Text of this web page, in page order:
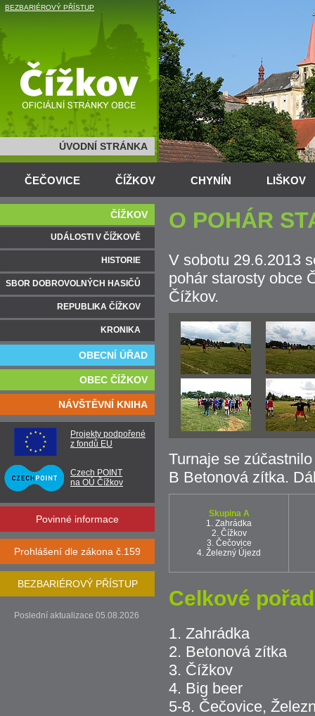
BEZBARIÉROVÝ PŘÍSTUP
ÚVODNÍ STRÁNKA
ČEČOVICE ČÍŽKOV CHYNÍN LIŠKOV
O POHÁR
V sobotu 29.6.2013
pohár starosty obce
Čížkov.
Turnaje se
B Betonová zítka.
Skupina A
1. Zahrádka
2. Čížkov
3. Čečovice
4. Železný Újezd
Celkové
1. Zahrádka
2. Betonová zítka
3. Čížkov
4. Big beer
5-8. Čečovice,
ČÍŽKOV
UDÁLOSTI V ČÍŽKOVĚ
HISTORIE
SBOR DOBROVOLNÝCH HASIČŮ
REPUBLIKA ČÍŽKOV
KRONIKA
OBECNÍ ÚŘAD
OBEC ČÍŽKOV
NÁVŠTĚVNÍ KNIHA
Projekty podpořené
z fondů EU
Czech POINT
na OÚ Čížkov
Povinné informace
Prohlášení dle zákona č.159
BEZBARIÉROVÝ PŘÍSTUP
Poslední aktualizace 05.08.2026